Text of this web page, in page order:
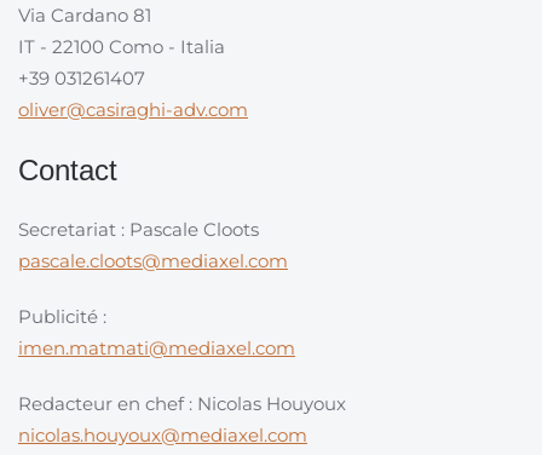
Via Cardano 81
IT - 22100 Como - Italia
+39 031261407
oliver@casiraghi-adv.com
Contact
Secretariat : Pascale Cloots
pascale.cloots@mediaxel.com
Publicité :
imen.matmati@mediaxel.com
Redacteur en chef : Nicolas Houyoux
nicolas.houyoux@mediaxel.com